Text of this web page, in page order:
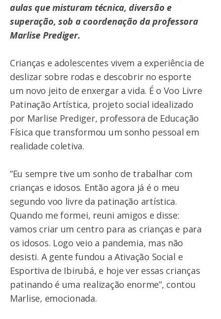
aulas que misturam técnica, diversão e
superação, sob a coordenação da professora
Marlise Prediger.
Crianças e adolescentes vivem a experiência de
deslizar sobre rodas e descobrir no esporte
um novo jeito de enxergar a vida. É o Voo Livre
Patinação Artística, projeto social idealizado
por Marlise Prediger, professora de Educação
Física que transformou um sonho pessoal em
realidade coletiva.
“Eu sempre tive um sonho de trabalhar com
crianças e idosos. Então agora já é o meu
segundo voo livre da patinação artística.
Quando me formei, reuni amigos e disse:
vamos criar um centro para as crianças e para
os idosos. Logo veio a pandemia, mas não
desisti. A gente fundou a Ativação Social e
Esportiva de Ibirubá, e hoje ver essas crianças
patinando é uma realização enorme”, contou
Marlise, emocionada.